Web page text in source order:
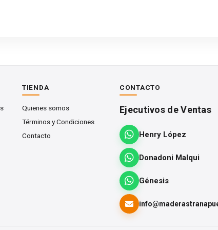
producto.TIENDA
Quienes somos
Términos y Condiciones
Contacto
CONTACTO
Ejecutivos de Ventas
Henry López
Donadoni Malqui
Génesis